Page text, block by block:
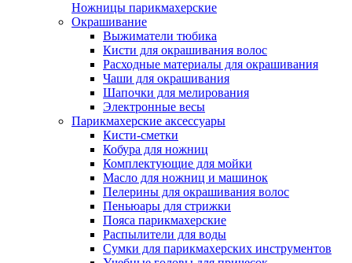
Ножницы парикмахерские
Окрашивание
Выжиматели тюбика
Кисти для окрашивания волос
Расходные материалы для окрашивания
Чаши для окрашивания
Шапочки для мелирования
Электронные весы
Парикмахерские аксессуары
Кисти-сметки
Кобура для ножниц
Комплектующие для мойки
Масло для ножниц и машинок
Пелерины для окрашивания волос
Пеньюары для стрижки
Пояса парикмахерские
Распылители для воды
Сумки для парикмахерских инструментов